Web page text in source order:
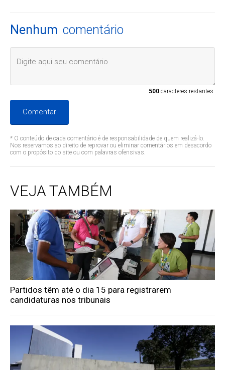
Nenhum comentário
500caracteres restantes.
Comentar
* O conteúdo de cada comentário é de responsabilidade de quem realizá-lo.
Nos reservamos ao direito de reprovar ou eliminar comentários em desacordo
com o propósito do site ou com palavras ofensivas.
VEJA TAMBÉM
Partidos têm até o dia 15 para registrarem
candidaturas nos tribunais